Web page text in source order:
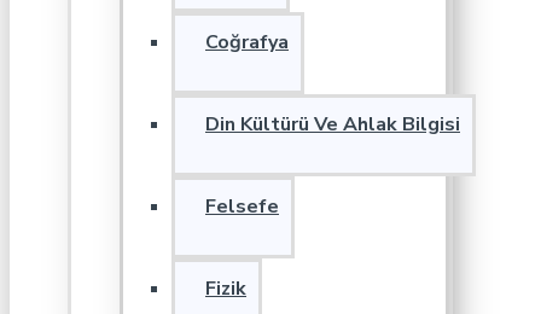
Coğrafya
Din Kültürü Ve Ahlak Bilgisi
Felsefe
Fizik